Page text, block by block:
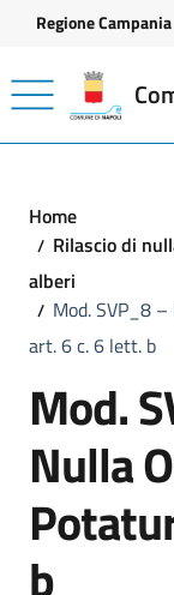
Vai ai contenuti
Vai al footer
Regione Campania
Home
Rilascio di
alberi
Mod. SVP_8
art. 6 c. 6 lett. b
Mod.
Nulla
b